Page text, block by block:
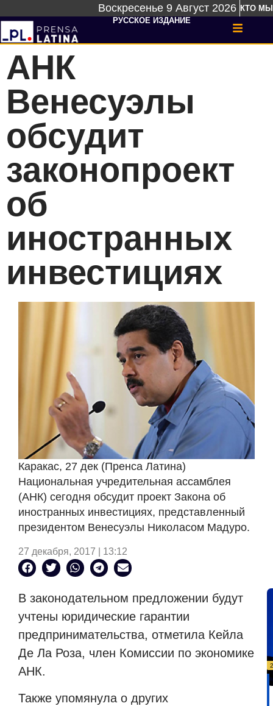
Воскресенье 9 Август 2026 КТО МЫ
РУССКОЕ ИЗДАНИЕ
АНК
Венесуэлы
обсудит
законопроект
об
иностранных
инвестициях
Каракас, 27 дек (Пренса Латина)
Национальная учредительная ассамблея
(АНК) сегодня обсудит проект Закона об
иностранных инвестициях, представленный
президентом Венесуэлы Николасом Мадуро.
27 декабря, 2017 | 13:12
В законодательном предложении будут
учтены юридические гарантии
предпринимательства, отметила Кейла
Де Ла Роза, член Комиссии по экономике
АНК.
Также упомянула о других